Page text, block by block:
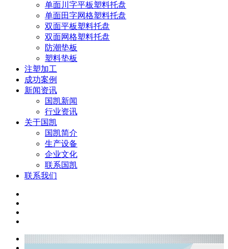
单面川字平板塑料托盘
单面田字网格塑料托盘
双面平板塑料托盘
双面网格塑料托盘
防潮垫板
塑料垫板
注塑加工
成功案例
新闻资讯
国凯新闻
行业资讯
关于国凯
国凯简介
生产设备
企业文化
联系国凯
联系我们